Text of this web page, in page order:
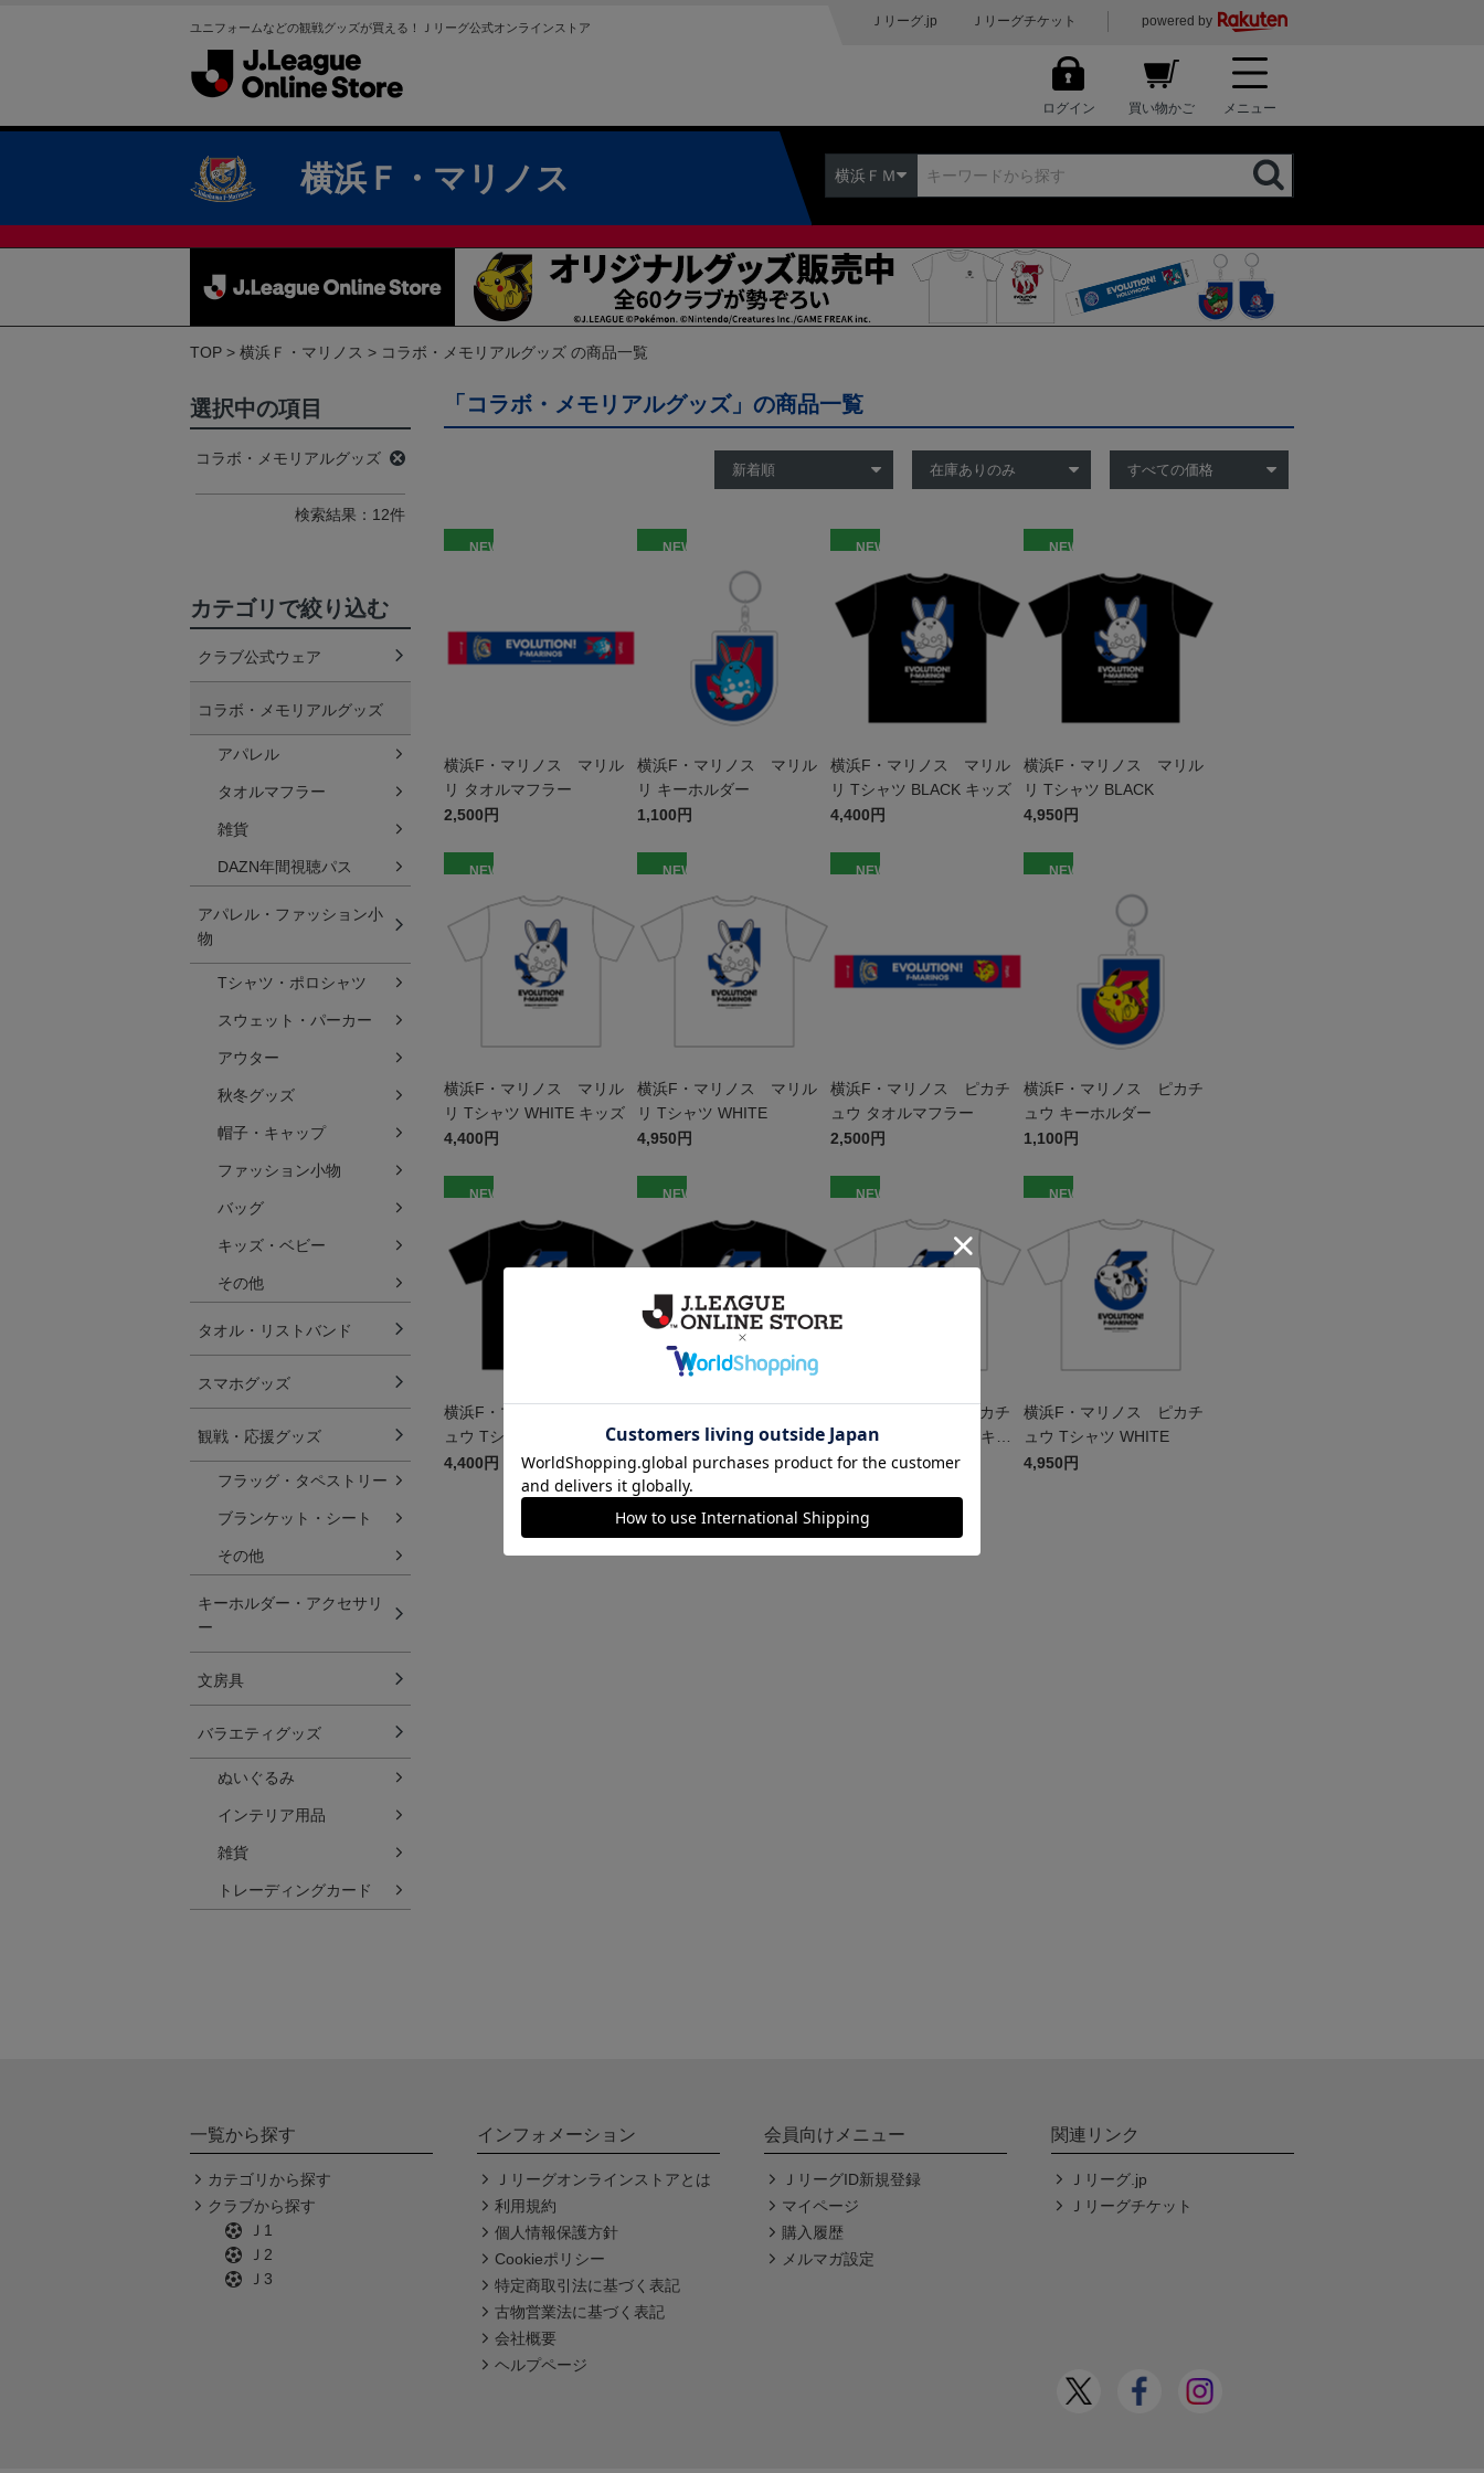
ユニフォームなどの観戦グッズが買える！Ｊリーグ公式オンラインストア Ｊリーグ.jp Ｊリーグチケット powered by
ログイン 買い物かご メニュー
横浜Ｆ・マリノス 横浜ＦＭ
TOP 横浜Ｆ・マリノス コラボ・メモリアルグッズ の商品一覧
「コラボ・メモリアルグッズ」の商品一覧
NEW
横浜F・マリノス マリル
リ タオルマフラー
2,500円
NEW
横浜F・マリノス マリル
リ キーホルダー
1,100円
NEW
横浜F・マリノス マリル
リ Tシャツ BLACK キッズ
4,400円
NEW
横浜F・マリノス マリル
リ Tシャツ BLACK
4,950円
NEW
横浜F・マリノス マリル
リ Tシャツ WHITE キッズ
4,400円
NEW
横浜F・マリノス マリル
リ Tシャツ WHITE
4,950円
NEW
横浜F・マリノス ピカチ
ュウ タオルマフラー
2,500円
NEW
横浜F・マリノス ピカチ
ュウ キーホルダー
1,100円
NEW
横浜F・マリノス ピカチ
ュウ Tシャツ BLACK キッ
ズ
4,400円
NEW
ュウ Tシャツ BLACK
4,950円
NEW
横浜F・マリノス ピカチ
ュウ Tシャツ WHITE キッ
ズ
4,400円
NEW
横浜F・マリノス ピカチ
ュウ Tシャツ WHITE
4,950円
選択中の項目
コラボ・メモリアルグッズ
検索結果：12件
カテゴリで絞り込む
クラブ公式ウェア
コラボ・メモリアルグッズ
アパレル
タオルマフラー
雑貨
DAZN年間視聴パス
アパレル・ファッション小
物
Tシャツ・ポロシャツ
スウェット・パーカー
アウター
秋冬グッズ
帽子・キャップ
ファッション小物
バッグ
キッズ・ベビー
その他
タオル・リストバンド
スマホグッズ
観戦・応援グッズ
フラッグ・タペストリー
ブランケット・シート
その他
キーホルダー・アクセサリ
ー
文房具
バラエティグッズ
ぬいぐるみ
インテリア用品
雑貨
トレーディングカード
一覧から探す
カテゴリから探す
クラブから探す
Ｊ1
Ｊ2
Ｊ3
インフォメーション
Ｊリーグオンラインストアとは
利用規約
個人情報保護方針
Cookieポリシー
特定商取引法に基づく表記
古物営業法に基づく表記
会社概要
ヘルプページ
会員向けメニュー
ＪリーグID新規登録
マイページ
購入履歴
メルマガ設定
関連リンク
Ｊリーグ.jp
Ｊリーグチケット